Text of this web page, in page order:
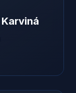
Karviná